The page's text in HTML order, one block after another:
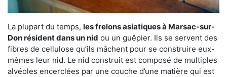
La plupart du temps, les frelons asiatiques à Marsac-sur-
Don résident dans un nid ou un guêpier. Ils se servent des
fibres de cellulose qu’ils mâchent pour se construire eux-
mêmes leur nid. Le nid construit est composé de multiples
alvéoles encerclées par une couche d’une matière qui est